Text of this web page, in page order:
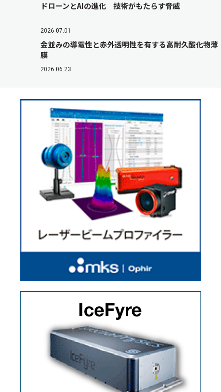
ドローンとAIの進化 技術がもたらす脅威
2026.07.01
金並みの導電性と赤外透明性を有する高耐久酸化物薄
膜
2026.06.23